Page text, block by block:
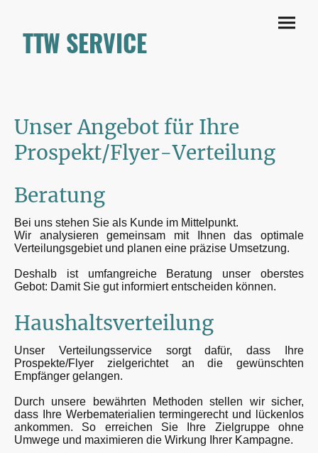
TTW SERVICE
Unser Angebot für Ihre
Prospekt/Flyer-Verteilung
Beratung
Bei uns stehen Sie als Kunde im Mittelpunkt.
Wir analysieren gemeinsam mit Ihnen das optimale
Verteilungsgebiet und planen eine präzise Umsetzung.
Deshalb ist umfangreiche Beratung unser oberstes
Gebot: Damit Sie gut informiert entscheiden können.
Haushaltsverteilung
Unser Verteilungsservice sorgt dafür, dass Ihre
Prospekte/Flyer zielgerichtet an die gewünschten
Empfänger gelangen.
Durch unsere bewährten Methoden stellen wir sicher,
dass Ihre Werbematerialien termingerecht und lückenlos
ankommen. So erreichen Sie Ihre Zielgruppe ohne
Umwege und maximieren die Wirkung Ihrer Kampagne.